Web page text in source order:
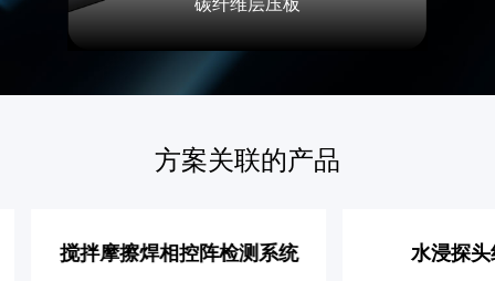
方案关联的产品
搅拌摩擦焊相控阵检测系统 水浸探头